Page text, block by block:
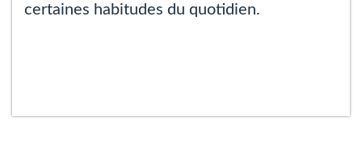
certaines habitudes du quotidien.